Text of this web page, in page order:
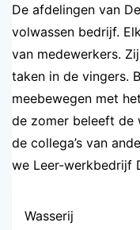
De afdelingen van
volwassen bedrijf.
van medewerkers.
taken in de vingers.
meebewegen met
de zomer beleeft de
de collega’s van
we Leer-werkbedrijf
Wasserij